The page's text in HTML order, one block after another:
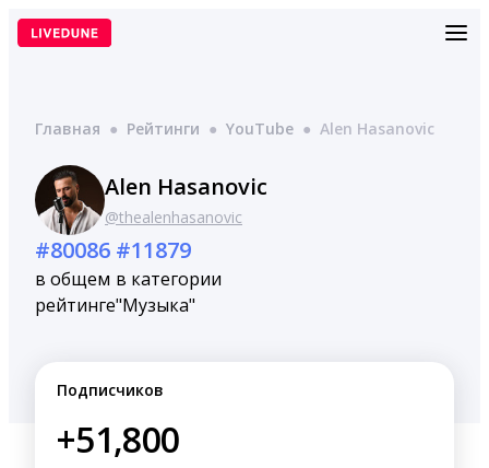
Перейти
Главная ● Рейтинги ● YouTube ● Alen Hasanovic
Alen Hasanovic
@thealenhasanovic
#80086
в общем
рейтинге
#11879
в категории
"Музыка"
Подписчиков
+51,800